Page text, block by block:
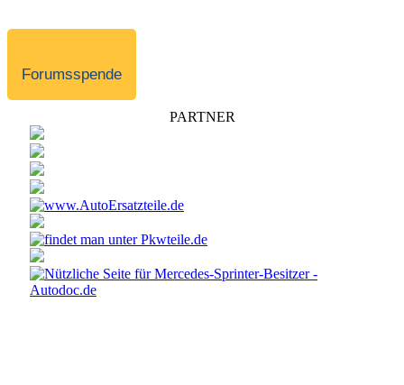
Forumsspende
PARTNER